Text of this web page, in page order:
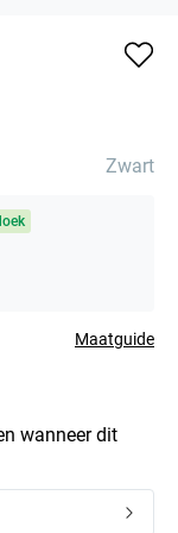
Zwart
Maatguide
wanneer dit